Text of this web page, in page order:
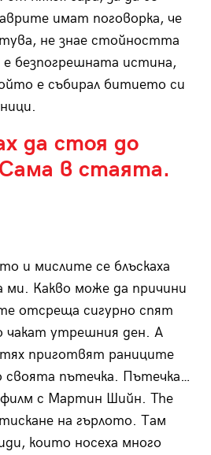
имат поговорка, че
не знае стойността
безпогрешната истина,
е събирал битието си
да стоя до
в стаята.
и мислите се блъскаха
ми. Какво може да причини
отсреща сигурно спят
чакат утрешния ден. А
приготвят раниците
своята пътечка. Пътечка…
с Мартин Шийн. The
на гърлото. Там
които носеха много